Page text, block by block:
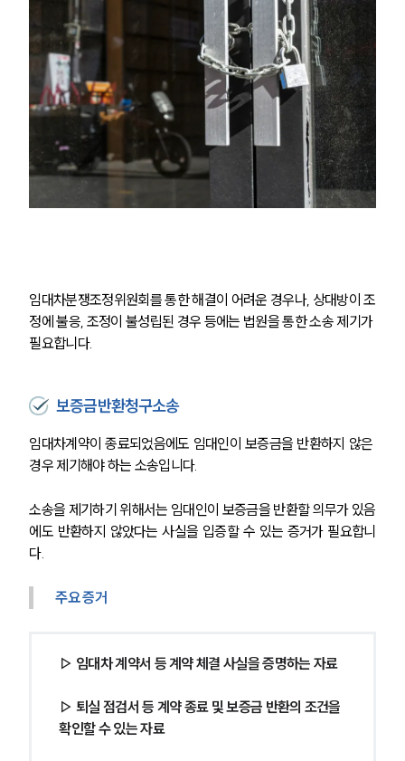
임대차분쟁조정위원회를 통한 해결이 어려운 경우나, 상대방이 조
정에 불응, 조정이 불성립된 경우 등에는 법원을 통한 소송 제기가
필요합니다.
보증금반환청구소송
임대차계약이 종료되었음에도 임대인이 보증금을 반환하지 않은
경우 제기해야 하는 소송입니다.
소송을 제기하기 위해서는 임대인이 보증금을 반환할 의무가 있음
에도 반환하지 않았다는 사실을 입증할 수 있는 증거가 필요합니
다.
주요 증거
▷ 임대차 계약서 등 계약 체결 사실을 증명하는 자료
▷ 퇴실 점검서 등 계약 종료 및 보증금 반환의 조건을
확인할 수 있는 자료